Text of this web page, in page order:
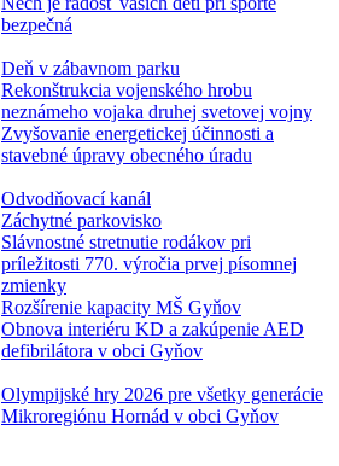
bezpečná
Deň v zábavnom parku
Rekonštrukcia vojenského hrobu
neznámeho vojaka druhej svetovej vojny
Zvyšovanie energetickej účinnosti a
stavebné úpravy obecného úradu
Odvodňovací kanál
Záchytné parkovisko
Slávnostné stretnutie rodákov pri
príležitosti 770. výročia prvej písomnej
zmienky
Rozšírenie kapacity MŠ Gyňov
Obnova interiéru KD a zakúpenie AED
defibrilátora v obci Gyňov
Olympijské hry 2026 pre všetky generácie
Mikroregiónu Hornád v obci Gyňov